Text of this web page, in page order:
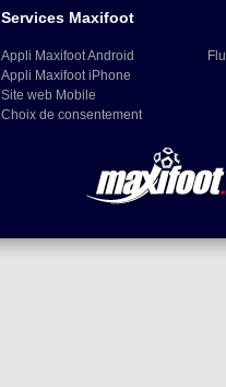
Services Maxifoot
Appli Maxifoot Android
Appli Maxifoot iPhone
Site web Mobile
Choix de consentement